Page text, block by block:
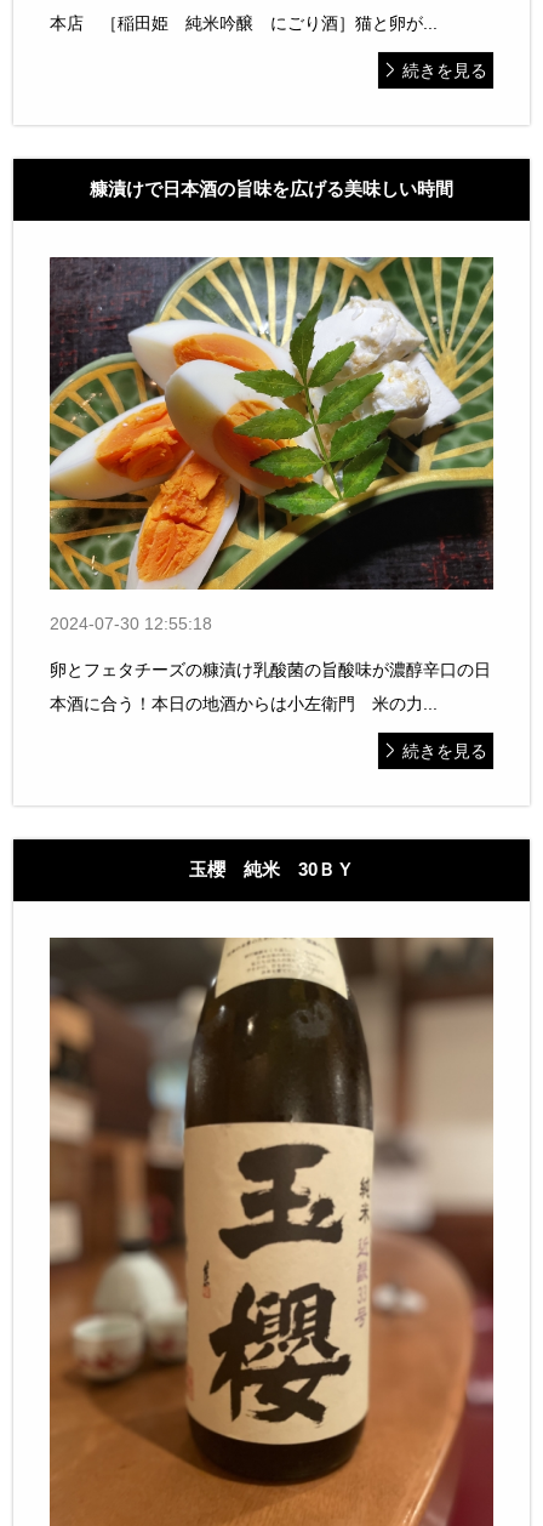
本店 ［稲田姫 純米吟醸 にごり酒］猫と卵が...
続きを見る
糠漬けで日本酒の旨味を広げる美味しい時間
2024-07-30 12:55:18
卵とフェタチーズの糠漬け乳酸菌の旨酸味が濃醇辛口の日
本酒に合う！本日の地酒からは小左衛門 米の力...
続きを見る
玉櫻 純米 30ＢＹ